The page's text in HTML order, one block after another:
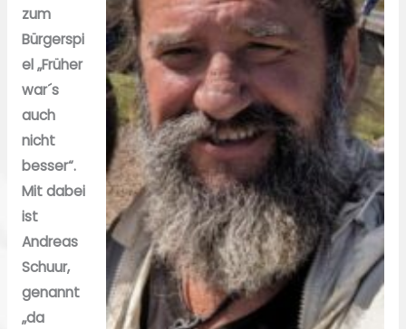
zum
Bürgerspi
el „Früher
war´s
auch
nicht
besser“.
Mit dabei
ist
Andreas
Schuur,
genannt
„da